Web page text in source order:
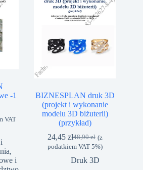
-1
VAT
,
i
BIZNESPLAN druk 3D
(projekt i wykonanie
modelu 3D biżuterii)
(przykład)
48,90zł
Pierwotna
cena
wynosiła:
24,45 złAktualna
cena
wynosi:
(z
podatkiem VAT 5%)
Druk 3D